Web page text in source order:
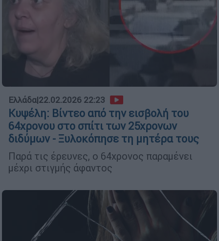
Ελλάδα|22.02.2026 22:23
Κυψέλη: Βίντεο από την εισβολή του
64χρονου στο σπίτι των 25χρονων
διδύμων - Ξυλοκόπησε τη μητέρα τους
Παρά τις έρευνες, ο 64χρονος παραμένει
μέχρι στιγμής άφαντος